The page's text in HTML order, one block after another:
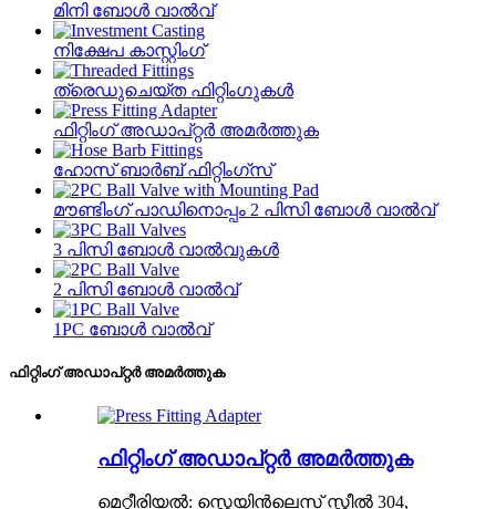
മിനി ബോൾ വാൽവ്
നിക്ഷേപ കാസ്റ്റിംഗ്
ത്രെഡുചെയ്‌ത ഫിറ്റിംഗുകൾ
ഫിറ്റിംഗ് അഡാപ്റ്റർ അമർത്തുക
ഹോസ് ബാർബ് ഫിറ്റിംഗ്സ്
മൗണ്ടിംഗ് പാഡിനൊപ്പം 2 പിസി ബോൾ വാൽവ്
3 പിസി ബോൾ വാൽവുകൾ
2 പിസി ബോൾ വാൽവ്
1PC ബോൾ വാൽവ്
ഫിറ്റിംഗ് അഡാപ്റ്റർ അമർത്തുക
ഫിറ്റിംഗ് അഡാപ്റ്റർ അമർത്തുക
മെറ്റീരിയൽ: സ്റ്റെയിൻലെസ് സ്റ്റീൽ 304,